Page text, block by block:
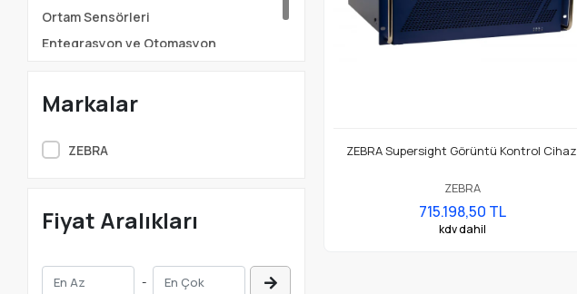
Ortam Sensörleri
Entegrasyon ve Otomasyon
Markalar
ZEBRA
Fiyat Aralıkları
-
ZEBRA Supersight Görüntü Kontrol
ZEBRA
715.198,50 TL
kdv dahil